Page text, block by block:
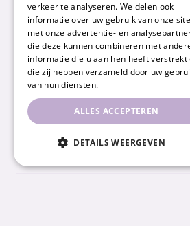
Nummereen
Snel naar
verkeer te analyseren. We delen ook
informatie over uw gebruik van onze site
met onze advertentie- en
die deze kunnen combineren met
informatie die u aan hen heeft verstrekt
die zij hebben verzameld door uw
van hun diensten.
ALLES ACCEPTEREN
DETAILS WEERGEVEN